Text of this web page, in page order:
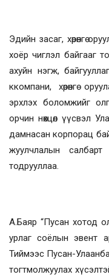
Эдийн засаг, хөрөнгө
хоёр чиглэл байгааг
ахуйн нэгж,
ккомпани, хөрөнгө
эрхлэх боломжийг
орчин нөхцөл үүсвэл
дамнасан корпорац
жуулчлалын
тодрууллаа.
А.Баяр “Пусан хотод
урлаг соёлын эвент
Тиймээс Пусан-
тогтмолжуулах